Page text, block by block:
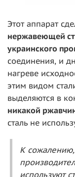
Этот аппарат
нержавеющей
украинского
соединения, и
нагреве
этим видом
выделяются в
никакой
сталь не
К
используют